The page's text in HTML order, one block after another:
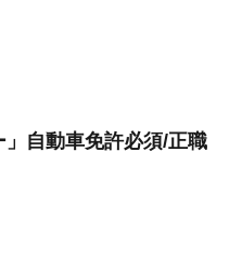
」自動車免許必須/正職